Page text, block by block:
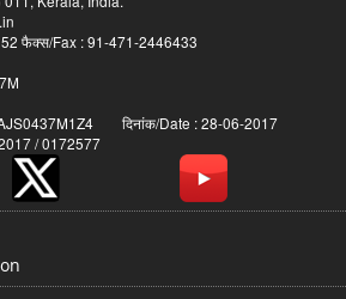
फैक्स/Fax : 91-471-2446433
दिनांक/Date : 28-06-2017
/ 0172577